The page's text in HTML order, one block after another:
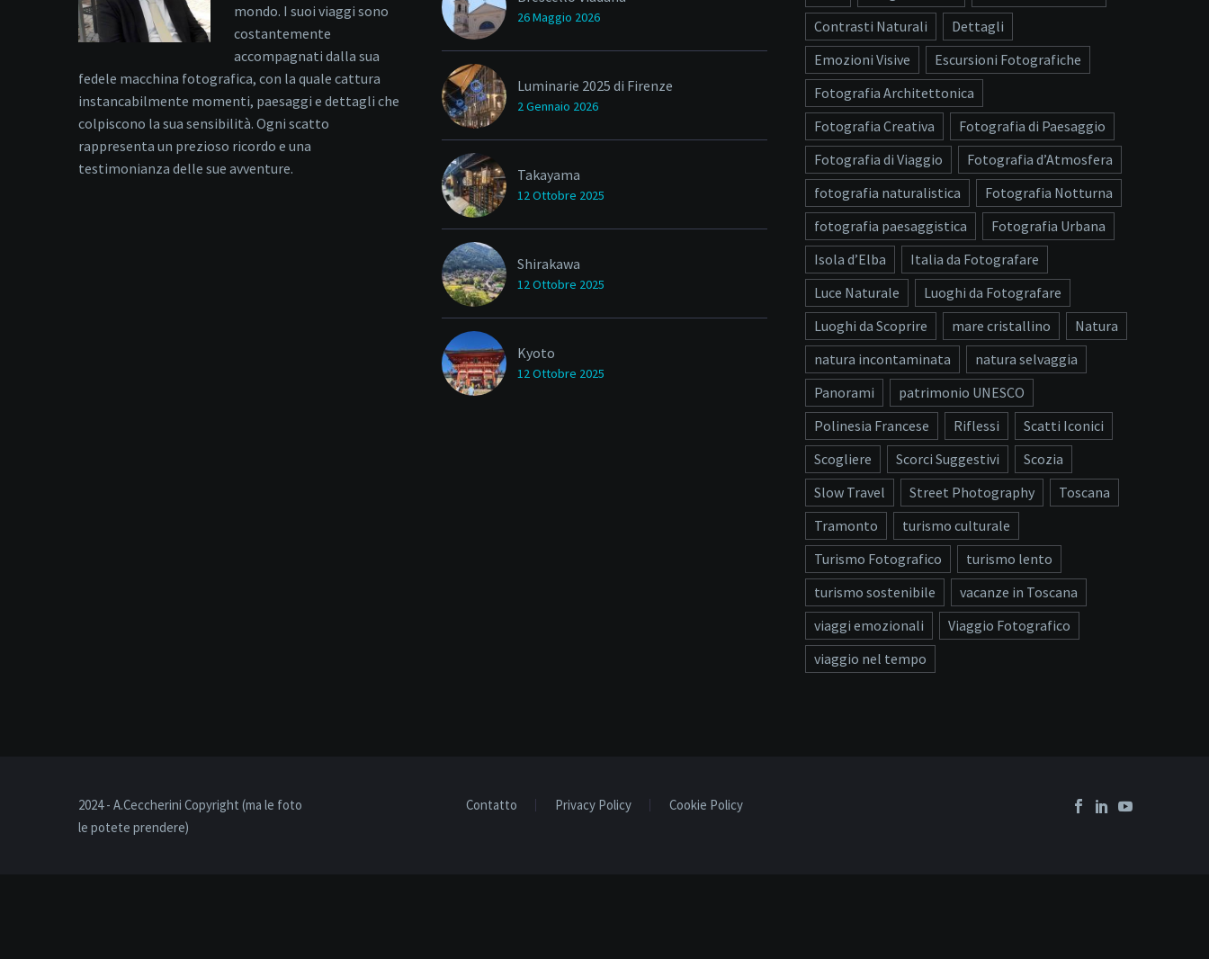
mondo. I suoi viaggi sono
costantemente
accompagnati dalla sua
fedele macchina fotografica, con la quale cattura
instancabilmente momenti, paesaggi e dettagli che
colpiscono la sua sensibilità. Ogni scatto
rappresenta un prezioso ricordo e una
testimonianza delle sue avventure.
26 Maggio 2026
Luminarie 2025 di Firenze
2 Gennaio 2026
Takayama
12 Ottobre 2025
Shirakawa
12 Ottobre 2025
Kyoto
12 Ottobre 2025
Contrasti Naturali
Dettagli
Emozioni Visive
Escursioni Fotografiche
Fotografia Architettonica
Fotografia Creativa
Fotografia di Paesaggio
Fotografia di Viaggio
Fotografia d’Atmosfera
fotografia naturalistica
Fotografia Notturna
fotografia paesaggistica
Fotografia Urbana
Isola d’Elba
Italia da Fotografare
Luce Naturale
Luoghi da Fotografare
Luoghi da Scoprire
mare cristallino
Natura
natura incontaminata
natura selvaggia
Panorami
patrimonio UNESCO
Polinesia Francese
Riflessi
Scatti Iconici
Scogliere
Scorci Suggestivi
Scozia
Slow Travel
Street Photography
Toscana
Tramonto
turismo culturale
Turismo Fotografico
turismo lento
turismo sostenibile
vacanze in Toscana
viaggi emozionali
Viaggio Fotografico
viaggio nel tempo
Contatto Privacy Policy Cookie Policy
2024 - A.Ceccherini Copyright (ma le foto
le potete prendere)